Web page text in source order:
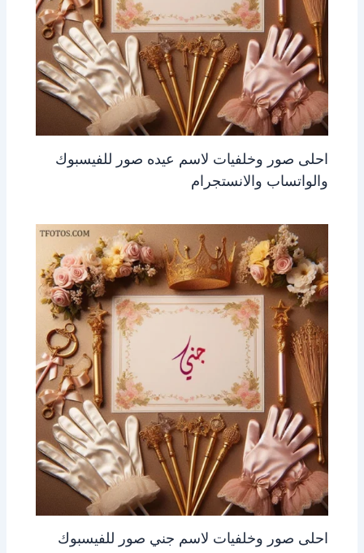
احلى صور وخلفيات لاسم عيده صور للفيسبوك
والواتساب والانستجرام
احلى صور وخلفيات لاسم جني صور للفيسبوك